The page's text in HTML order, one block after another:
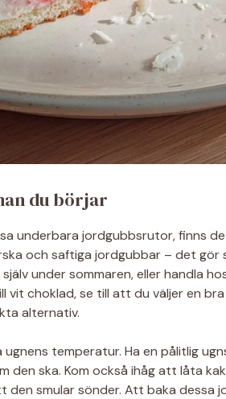
du börjar
underbara jordgubbsrutor, finns
och saftiga jordgubbar – det gör
under sommaren, eller handla
vit choklad, se till att du väljer en
alternativ.
temperatur. Ha en pålitlig
den ska. Kom också ihåg att låta
den smular sönder. Att baka dessa